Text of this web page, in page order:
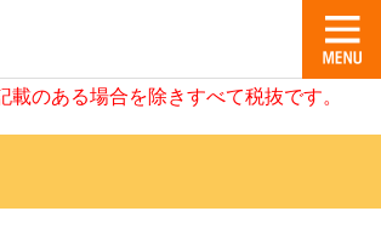
のある場合を除きすべて税抜です。